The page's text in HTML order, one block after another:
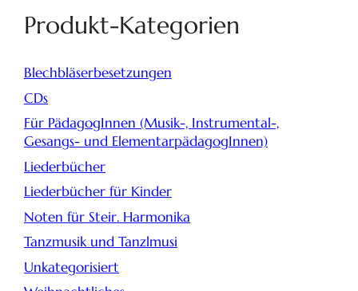
Produkt-Kategorien
Blechbläserbesetzungen
CDs
Für PädagogInnen (Musik-, Instrumental-,
Gesangs- und ElementarpädagogInnen)
Liederbücher
Liederbücher für Kinder
Noten für Steir. Harmonika
Tanzmusik und Tanzlmusi
Unkategorisiert